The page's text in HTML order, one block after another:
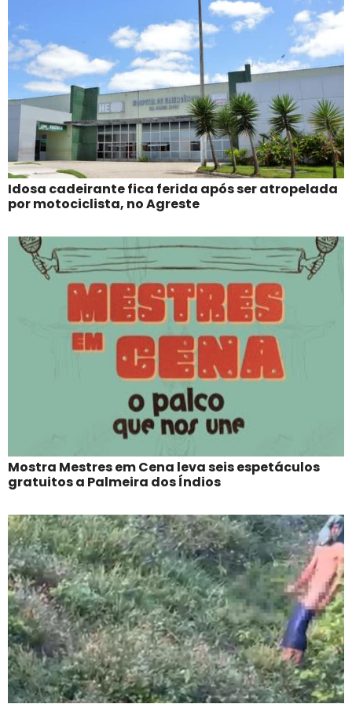
Idosa cadeirante fica ferida após ser atropelada
por motociclista, no Agreste
Mostra Mestres em Cena leva seis espetáculos
gratuitos a Palmeira dos Índios